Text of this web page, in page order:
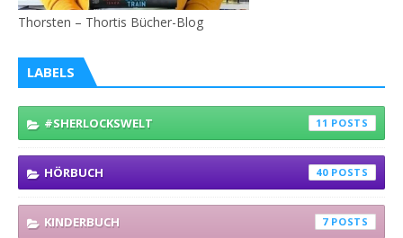
Thorsten – Thortis Bücher-Blog
LABELS
#SHERLOCKSWELT 11
HÖRBUCH 40
KINDERBUCH 7